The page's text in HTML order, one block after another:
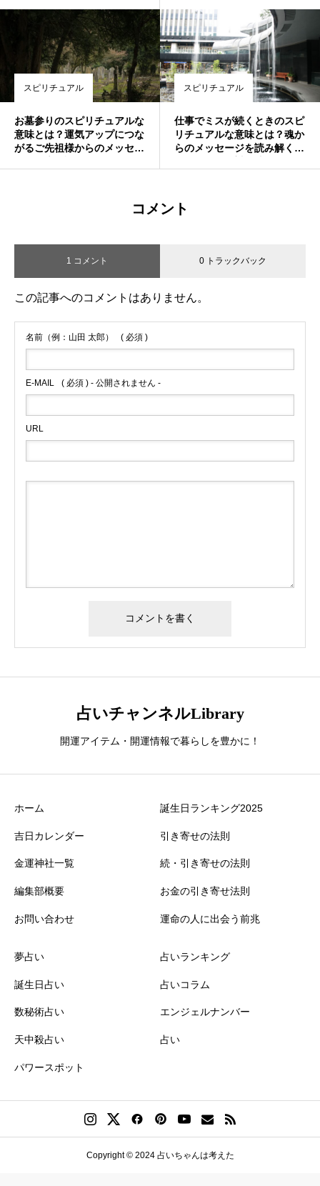
スピリチュアル
お墓参りのスピリチュアルな
意味とは？運気アップにつな
がるご先祖様からのメッセー
スピリチュアル
仕事でミスが続くときのスピ
リチュアルな意味とは？魂か
らのメッセージを読み解く7
コメント
1 コメント 0 トラックバック
この記事へのコメントはありません。
名前（例：山田 太郎） ( 必須 )
E-MAIL ( 必須 ) - 公開されません -
URL
占いチャンネルLibrary
開運アイテム・開運情報で暮らしを豊かに！
ホーム
吉日カレンダー
金運神社一覧
編集部概要
お問い合わせ
誕生日ランキング2025
引き寄せの法則
続・引き寄せの法則
お金の引き寄せ法則
運命の人に出会う前兆
夢占い
誕生日占い
数秘術占い
天中殺占い
パワースポット
占いランキング
占いコラム
エンジェルナンバー
占い
Copyright © 2024 占いちゃんは考えた